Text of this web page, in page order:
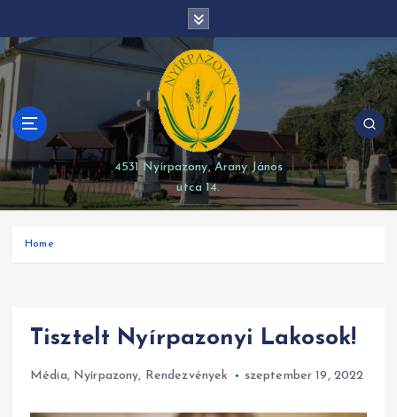
i
p
t
o
c
o
n
e
4531 Nyírpazony, Arany János
utca 14.
Home
Tisztelt Nyírpazonyi Lakosok!
Média, Nyírpazony, Rendezvények szeptember 19, 2022
modal-check